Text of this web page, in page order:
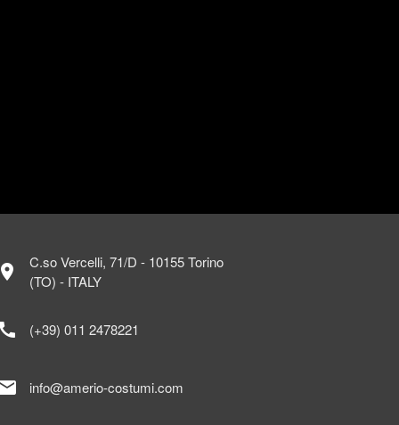
C.so Vercelli, 71/D - 10155 Torino
(TO) - ITALY
(+39) 011 2478221
info@amerio-costumi.com